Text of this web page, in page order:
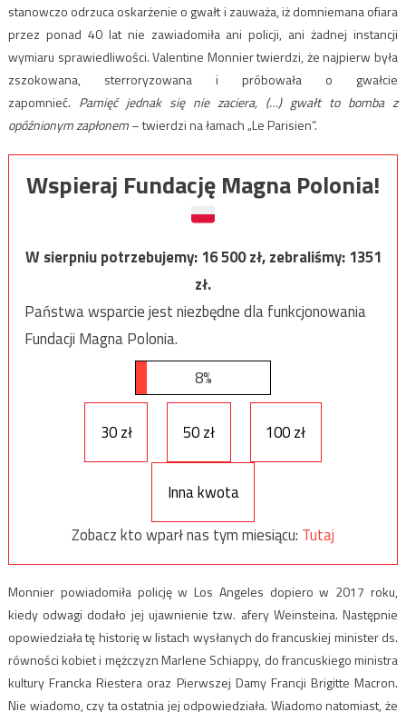
stanowczo odrzuca oskarżenie o gwałt i zauważa, iż domniemana ofiara
przez ponad 40 lat nie zawiadomiła ani policji, ani żadnej instancji
wymiaru sprawiedliwości. Valentine Monnier twierdzi, że najpierw była
zszokowana, sterroryzowana i próbowała o gwałcie
zapomnieć. Pamięć jednak się nie zaciera, (…) gwałt to bomba z
opóźnionym zapłonem– twierdzi na łamach „Le Parisien”.
Wspieraj Fundację Magna Polonia!
W sierpniu potrzebujemy:16 500zł, zebraliśmy:1351
zł.
Państwa wsparcie jest niezbędne dla funkcjonowania
Fundacji Magna Polonia.
8%
30 zł 50 zł 100 zł
Inna kwota
Zobacz kto wparł nas tym miesiącu: Tutaj
Monnier powiadomiła policję w Los Angeles dopiero w 2017 roku,
kiedy odwagi dodało jej ujawnienie tzw. afery Weinsteina. Następnie
opowiedziała tę historię w listach wysłanych do francuskiej minister ds.
równości kobiet i mężczyzn Marlene Schiappy, do francuskiego ministra
kultury Francka Riestera oraz Pierwszej Damy Francji Brigitte Macron.
Nie wiadomo, czy ta ostatnia jej odpowiedziała. Wiadomo natomiast, że